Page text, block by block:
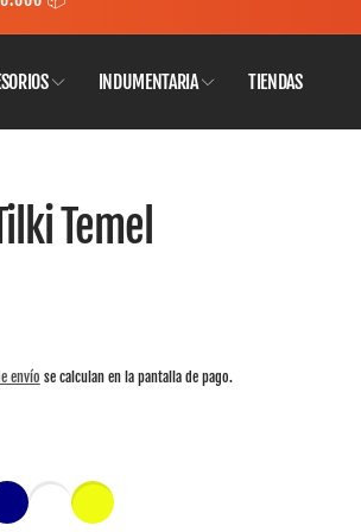
INDUMENTARIA TIENDAS
Temel
envío se calculan en la pantalla de pago.